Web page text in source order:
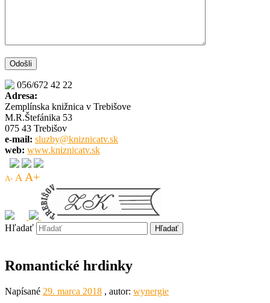
056/672 42 22
Adresa:
Zemplínska knižnica v Trebišove
M.R.Štefánika 53
075 43 Trebišov
e-mail: sluzby@kniznicatv.sk
web: www.kniznicatv.sk
A- A A+
Hľadať
Romantické hrdinky
Napísané 29. marca 2018 , autor: wynergie